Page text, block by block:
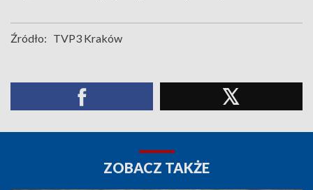
Źródło: TVP3 Kraków
ZOBACZ TAKŻE